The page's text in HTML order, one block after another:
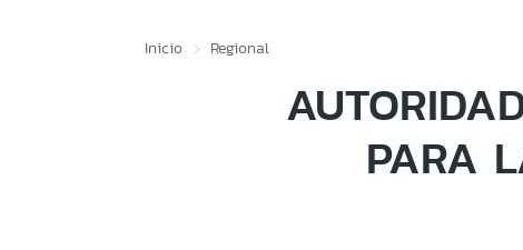
Inicio Regional
PARA